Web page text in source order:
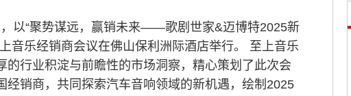
以“聚势谋远，赢销未来——歌剧世家&迈博特2025新
音乐经销商会议在佛山保利洲际酒店举行。 至上音乐
的行业积淀与前瞻性的市场洞察，精心策划了此次会
经销商，共同探索汽车音响领域的新机遇，绘制2025